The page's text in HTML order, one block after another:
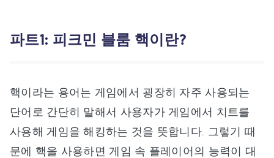
파트1: 피크민 블룸 핵이란?
핵이라는 용어는 게임에서 굉장히 자주 사용되는
단어로 간단히 말해서 사용자가 게임에서 치트를
사용해 게임을 해킹하는 것을 뜻합니다. 그렇기 때
문에 핵을 사용하면 게임 속 플레이어의 능력이 대